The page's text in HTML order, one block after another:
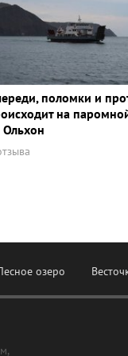
поломки и
на
Ольхон
озеро